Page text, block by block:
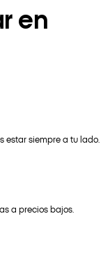
en
estar siempre a tu lado.
a precios bajos.